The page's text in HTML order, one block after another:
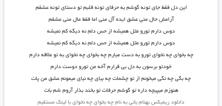
این دل فقط جای توئه گوشم به حرفای توئه قلبم تو دستای توئه عشقم
آرامش حال منی عشق ایده آل منی اما فقط مال منی عشقم
دوس دارم تورو مثل همیشه از حس دلم نه دیگه کم نمیشه
دوس دارم تورو مثل همیشه از حس دلم نه دیگه کم نمیشه
چه بخوای چه نخوای تورو به دست میارم چه بخوای چه نخوای به تو علاقه دارم
خودتو برسون به دل بی قرارم آخه من تورو دوست دارم
چه بگی چه نگی میخونم از تو چشمات چه بیای چه نیای میمونم عشق من پات
هنوزم میپیچه داره تو گوشم حرفات تو بخند بذار آروم شم بات
دانلود ریمیکس بهنام بانی به نام چه بخوای چه نخوای با لینک مستقیم